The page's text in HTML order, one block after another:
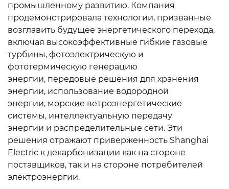
промышленному развитию. Компания
продемонстрировала технологии, призванные
возглавить будущее энергетического перехода,
включая высокоэффективные гибкие газовые
турбины, фотоэлектрическую и
фототермическую генерацию
энергии, передовые решения для хранения
энергии, использование водородной
энергии, морские ветроэнергетические
системы, интеллектуальную передачу
энергии и распределительные сети. Эти
решения отражают приверженность Shanghai
Electric к декарбонизации как на стороне
поставщиков, так и на стороне потребителей
электроэнергии.